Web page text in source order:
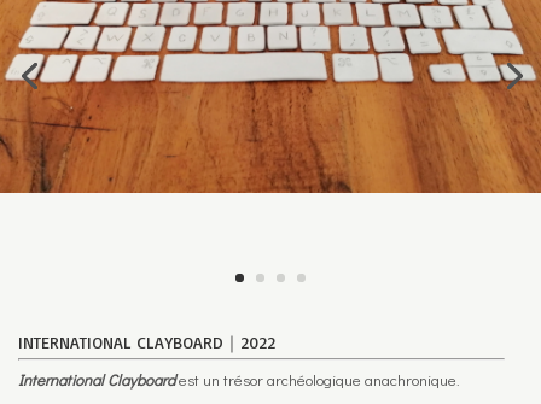
INTERNATIONAL CLAYBOARD｜2022
International Clayboardest un trésor archéologique anachronique.